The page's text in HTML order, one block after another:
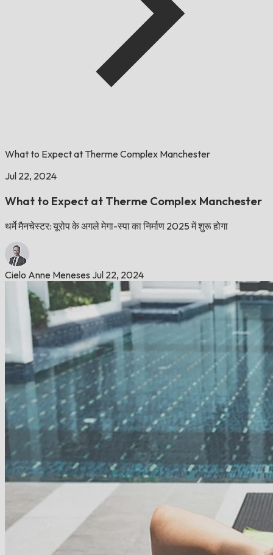
What to Expect at Therme Complex Manchester
Jul 22, 2024
What to Expect at Therme Complex Manchester
थर्मे मैनचेस्टर: यूरोप के अगले मेगा-स्पा का निर्माण 2025 में शुरू होगा
Cielo Anne Meneses Jul 22, 2024